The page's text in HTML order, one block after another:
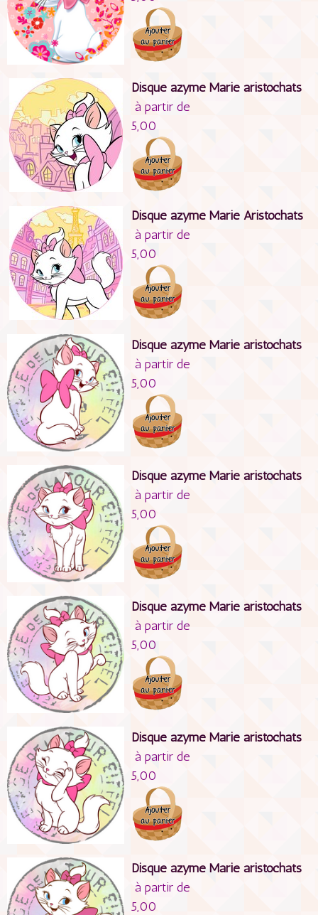
Disque azyme Marie aristochats
à partir de
5,00
Disque azyme Marie Aristochats
à partir de
5,00
Disque azyme Marie aristochats
à partir de
5,00
Disque azyme Marie aristochats
à partir de
5,00
Disque azyme Marie aristochats
à partir de
5,00
Disque azyme Marie aristochats
à partir de
5,00
Disque azyme Marie aristochats
à partir de
5,00